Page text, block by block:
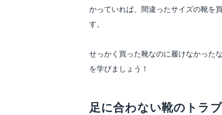
かっていれば、間違ったサイズの靴を
す。
せっかく買った靴なのに履けなかった
を学びましょう！
足に合わない靴のトラ